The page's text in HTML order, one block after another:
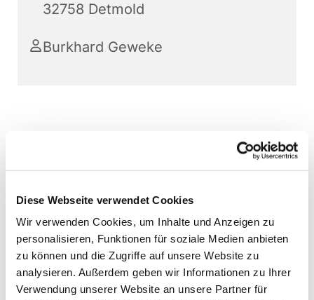
Diese Webseite verwendet Cookies
Wir verwenden Cookies, um Inhalte und Anzeigen zu
personalisieren, Funktionen für soziale Medien anbieten
zu können und die Zugriffe auf unsere Website zu
analysieren. Außerdem geben wir Informationen zu Ihrer
Verwendung unserer Website an unsere Partner für
32758 Detmold
Burkhard Geweke